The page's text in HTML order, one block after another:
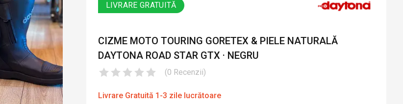
LIVRARE GRATUITĂ
CIZME MOTO TOURING GORETEX & PIELE NATURALĂ
DAYTONA ROAD STAR GTX · NEGRU
(0 Recenzii)
Livrare Gratuită 1-3 zile lucrătoare